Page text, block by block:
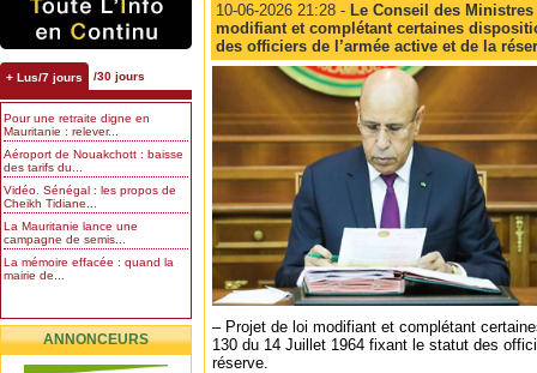
+ Lus/7 jours /30 jours
Pour une retraite digne en
Mauritanie : relever...
Aéroport de Nouakchott : baisse
des tarifs du...
Vidéo. Sénégal : les propos de
Cheikh Tidiane...
La Mauritanie lance une
campagne de semis...
La mémoire effacée : quand la
mairie de...
ANNONCEURS
10-06-2026 21:28 - Le Conseil des
modifiant et complétant certaines
des officiers de l’armée active et de la
– Projet de loi modifiant et complétant
130 du 14 Juillet 1964 fixant le statut des
réserve.